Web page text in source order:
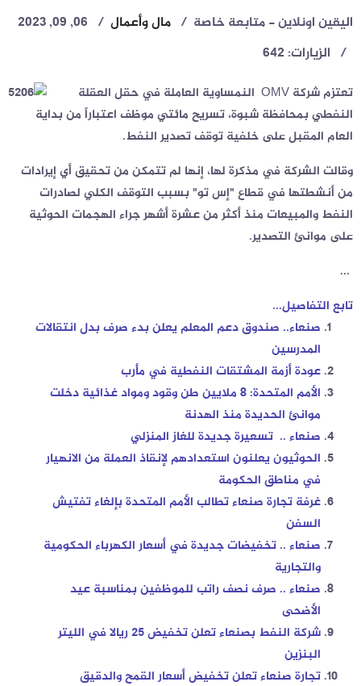
اليقين اونلاين - متابعة خاصة مال وأعمال
06, 09, 2023
الزيارات: 642
تعتزم شركة OMV النمساوية العاملة في حقل العقلة
النفطي بمحافظة شبوة، تسريح مائتي موظف اعتباراً من بداية
العام المقبل على خلفية توقف تصدير النفط.
وقالت الشركة في مذكرة لها، إنها لم تتمكن من تحقيق أي إيرادات
من أنشطتها في قطاع "إس تو" بسبب التوقف الكلي لصادرات
النفط والمبيعات منذ أكثر من عشرة أشهر جراء الهجمات الحوثية
على موانئ التصدير.
...
تابع التفاصيل...
صنعاء.. صندوق دعم المعلم يعلن بدء صرف بدل انتقالات
المدرسين
عودة أزمة المشتقات النفطية في مأرب
الأمم المتحدة: 8 ملايين طن وقود ومواد غذائية دخلت
موانئ الحديدة منذ الهدنة
صنعاء .. تسعيرة جديدة للغاز المنزلي
الحوثيون يعلنون استعدادهم لإنقاذ العملة من الانهيار
في مناطق الحكومة
غرفة تجارة صنعاء تطالب الأمم المتحدة بإلغاء تفتيش
السفن
صنعاء .. تخفيضات جديدة في أسعار الكهرباء الحكومية
والتجارية
صنعاء .. صرف نصف راتب للموظفين بمناسبة عيد
الأضحى
شركة النفط بصنعاء تعلن تخفيض 25 ريالا في الليتر
البنزين
تجارة صنعاء تعلن تخفيض أسعار القمح والدقيق